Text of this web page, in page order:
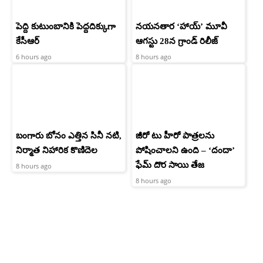
పెద్ది కుటుంబానికి పెద్దదిక్కుగా
కేసీఆర్
6 hours ago
నయనతార ‘హాయ్’ మూవీ
ఆగస్టు 28న గ్రాండ్ రిలీజ్
8 hours ago
బంగారు బోనం ఎత్తిన సినీ నటి,
నిర్మాత నిహారిక కొణిదెల
8 hours ago
జీరో టు హీరో పాత్రలను
పోషించాలని ఉంది – ‘దందా’
ఫేమ్ దొర సాయి తేజ
8 hours ago